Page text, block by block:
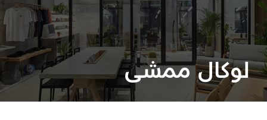
نشاطات لا تفوّتها في أبوظبي
دليلك لأبوظبي
فعاليات
لوكال ممشى